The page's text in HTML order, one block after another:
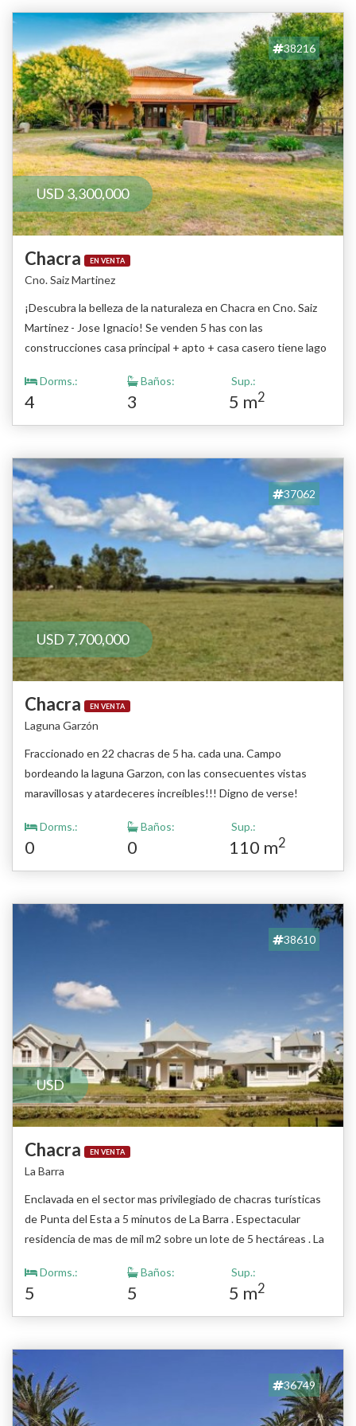
38216
USD 3,300,000
Chacra EN VENTA
Cno. Saiz Martinez
¡Descubra la belleza de la naturaleza en Chacra en Cno. Saiz
Martinez - Jose Ignacio! Se venden 5 has con las
construcciones casa principal + apto + casa casero tiene lago
propiedad es el lugar perfecto para aquellos que buscan una
escapada tranquila y relajante. ¡No pierda la oportunidad de
disfrutar de la tranquilidad de la naturaleza! Consulte con
Dorms.:
4
Baños:
3
Sup.:
5 m2
37062
USD 7,700,000
Chacra EN VENTA
Laguna Garzón
Fraccionado en 22 chacras de 5 ha. cada una. Campo
bordeando la laguna Garzon, con las consecuentes vistas
maravillosas y atardeceres increíbles!!! Digno de verse!
Dorms.:
0
Baños:
0
Sup.:
110 m2
38610
USD
Chacra EN VENTA
La Barra
Enclavada en el sector mas privilegiado de chacras turísticas
de Punta del Esta a 5 minutos de La Barra . Espectacular
residencia de mas de mil m2 sobre un lote de 5 hectáreas . La
una planta se articula con un eje Norte Sur que integra las
diferentes áreas , abiertas al Este Oeste. La variada altimetría
del terreno la coloca en una atalaya con espectaculares vistas
topografía natural del terreno en el que se incluyen 2
tajamares en el sector Oeste y un importante estanque en el
sector Este sobre el acceso principal. La residencia de
Dorms.:
5
Baños:
5
Sup.:
5 m2
36749